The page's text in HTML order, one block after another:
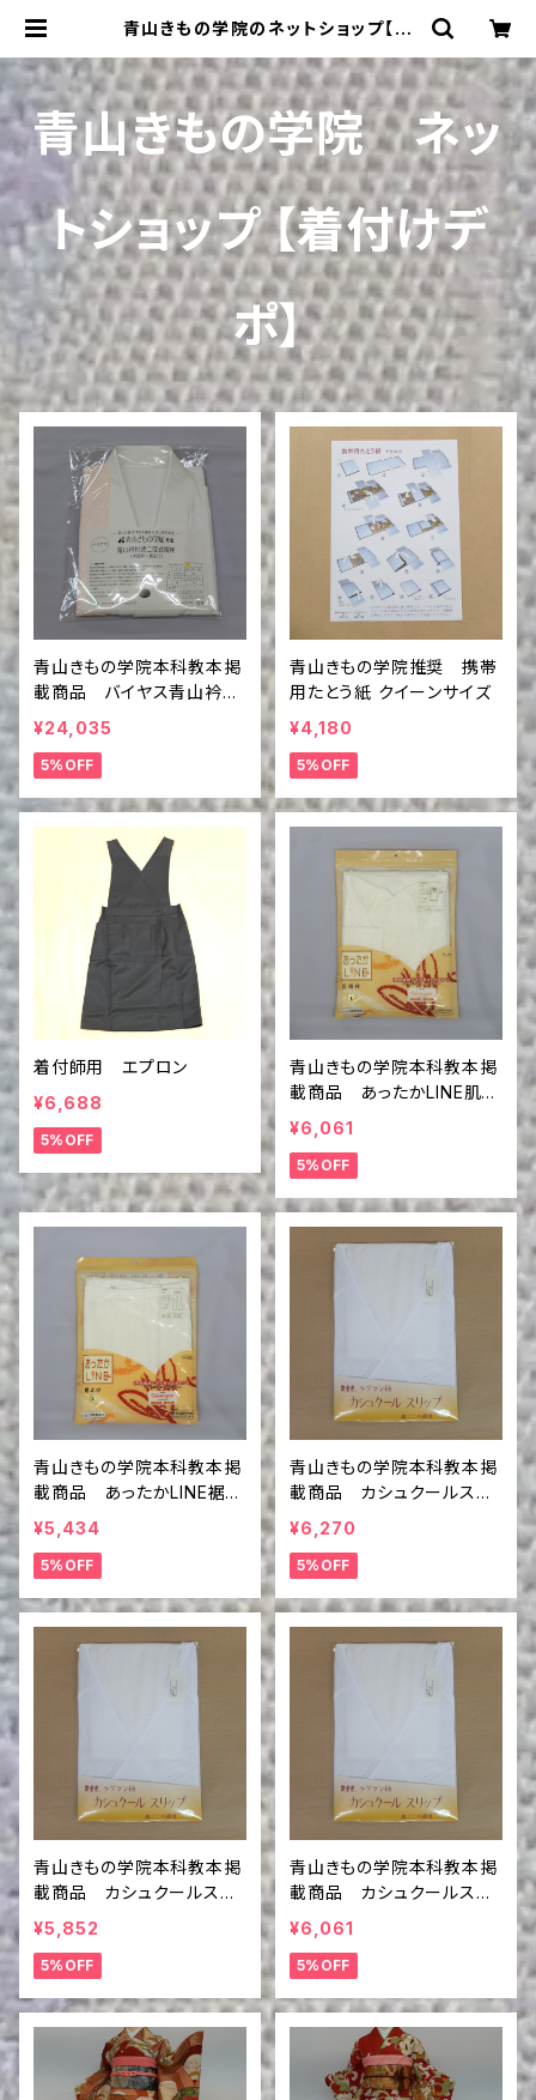
青山きもの学院のネットショップ【着
青山きもの学院 ネッ
トショップ 【着付けデ
ポ】
青山きもの学院本科教本掲
載商品 バイヤス青山衿付
き二部式襦袢（半襦袢＋裾
除け）
¥24,035
5%OFF
青山きもの学院推奨 携帯
用たとう紙 クイーンサイズ
¥4,180
5%OFF
着付師用 エプロン
¥6,688
5%OFF
青山きもの学院本科教本掲
載商品 あったかLINE肌襦
袢
¥6,061
5%OFF
青山きもの学院本科教本掲
載商品 あったかLINE裾除
け(ステテコ）
¥5,434
5%OFF
青山きもの学院本科教本掲
載商品 カシュクールスリ
ップ LL
¥6,270
5%OFF
青山きもの学院本科教本掲
載商品 カシュクールスリ
ップ Ⅿ
¥5,852
5%OFF
青山きもの学院本科教本掲
載商品 カシュクールスリ
ップ L
¥6,061
5%OFF